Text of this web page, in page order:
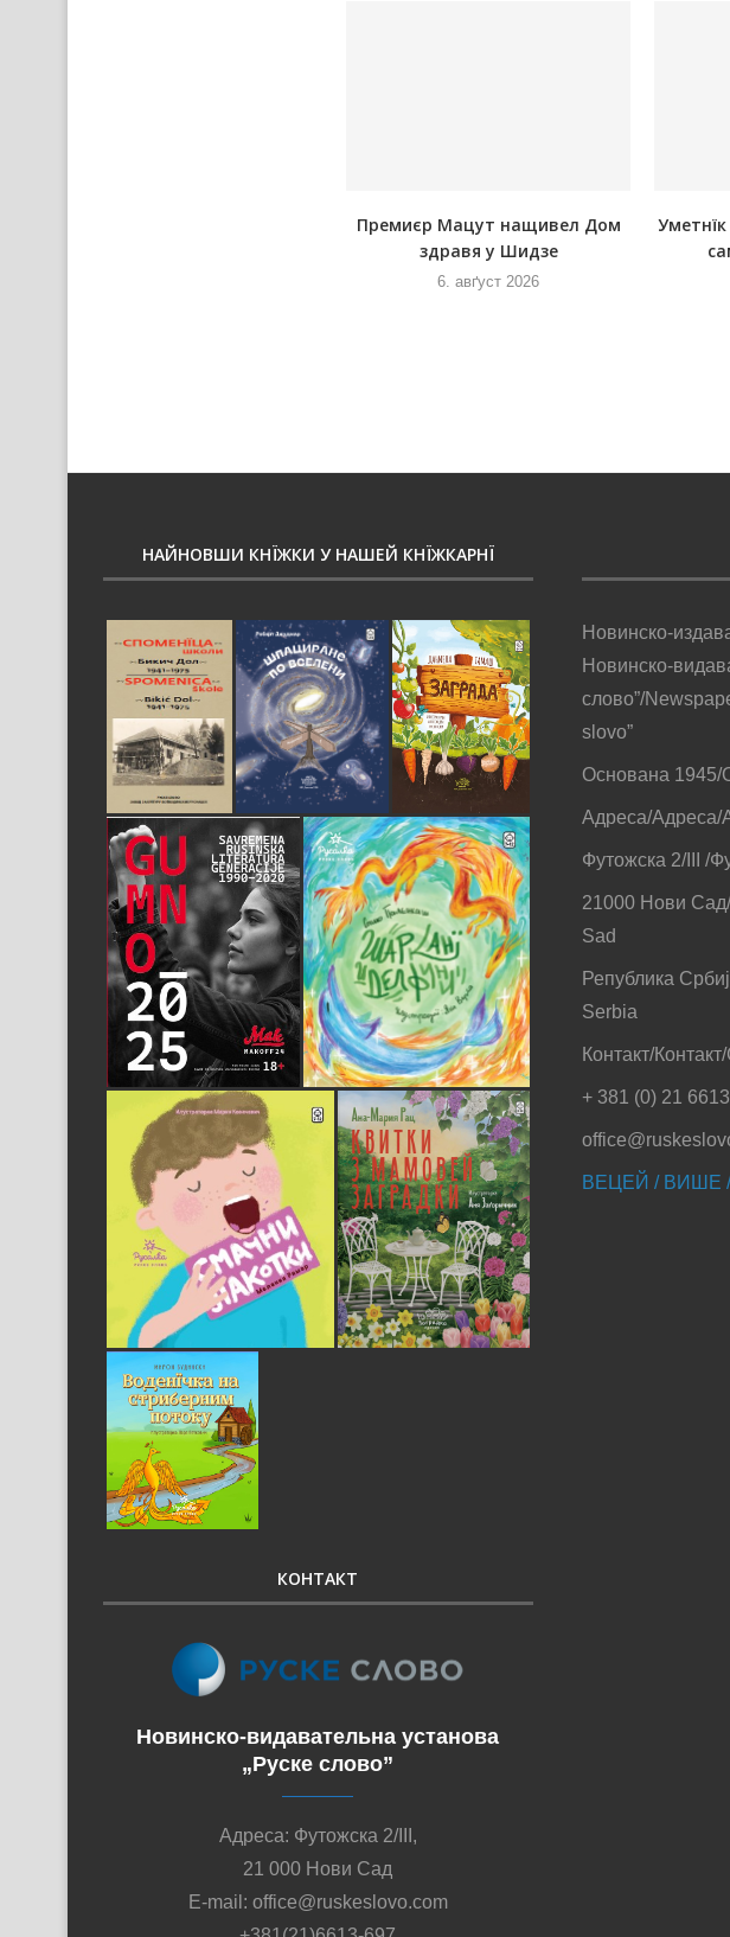
Премиєр Мацут нащивел Дом
здравя у Шидзе
6. авґуст 2026
НАЙНОВШИ КНЇЖКИ У НАШЕЙ КНЇЖКАРНЇ
КОНТАКТ
Новинско-видавательна установа
„Руске слово”
Адреса: Футожска 2/III,
21 000 Нови Сад
E-mail: office@ruskeslovo.com
Новинско-
Новинско-
слово”/
slovo”
Основана 1945/
Адреса/Адреса/
Футожска 2/III /
21000 Нови
Sad
Република
Serbia
Контакт/
+ 381 (0) 21
ВЕЦЕЙ / ВИШЕ /